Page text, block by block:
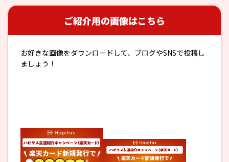
ご紹介用の画像はこちら
お好きな画像をダウンロードして、ブログやSNSで投稿し
ましょう！